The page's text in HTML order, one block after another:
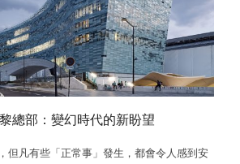
總部：變幻時代的新盼望
但凡有些「正常事」發生，都會令人感到安